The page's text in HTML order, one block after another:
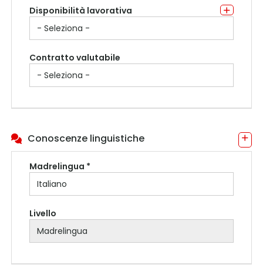
Disponibilità lavorativa
Contratto valutabile
Conoscenze linguistiche
Madrelingua *
Livello